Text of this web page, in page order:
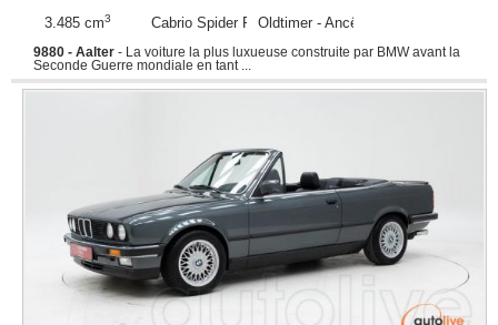
3.485 cm3 Cabrio Spider RoadsterOldtimer - Ancêtre
9880 - Aalter - La voiture la plus luxueuse construite par BMW avant la
Seconde Guerre mondiale en tant ...